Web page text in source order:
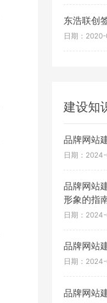
东浩联创
日期：
建设知
品牌网站
日期：
品牌网站
形象的指
日期：
品牌网站
日期：
品牌网站